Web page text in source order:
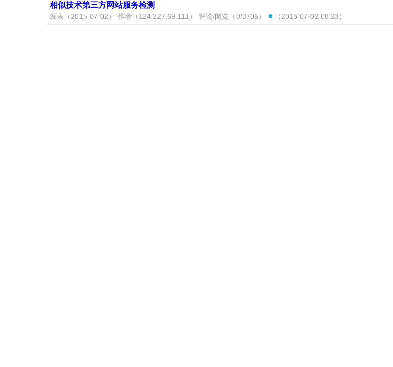
相似技术第三方网站服务检测
发表（2015-07-02） 作者（124.227.69.111 ） 评论/阅览（0/3706） （2015-07-02 08:23）